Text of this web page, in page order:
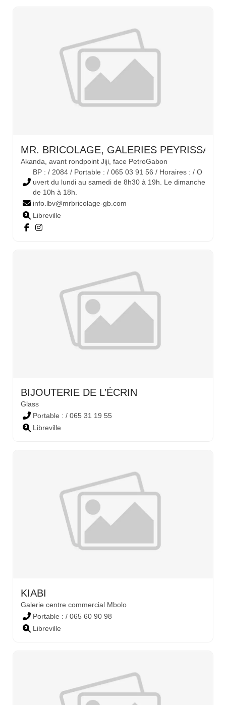
MR. BRICOLAGE, GALERIES PEYRISSAC
Akanda, avant rondpoint Jiji, face PetroGabon
BP : / 2084 / Portable : / 065 03 91 56 / Horaires : / O
uvert du lundi au samedi de 8h30 à 19h. Le dimanche
de 10h à 18h.
info.lbv@mrbricolage-gb.com
Libreville
BIJOUTERIE DE L’ÉCRIN
Glass
Portable : / 065 31 19 55
Libreville
KIABI
Galerie centre commercial Mbolo
Portable : / 065 60 90 98
Libreville